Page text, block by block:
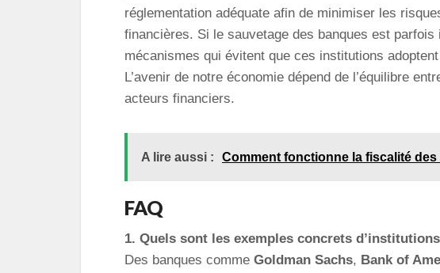
réglementation adéquate afin de minimiser les
financières. Si le sauvetage des banques est
mécanismes qui évitent que ces institutions
L’avenir de notre économie dépend de l’équilibre
acteurs financiers.
A lire aussi : Comment fonctionne la fiscalité
FAQ
1. Quels sont les exemples concrets
Des banques comme Goldman Sachs, Bank of